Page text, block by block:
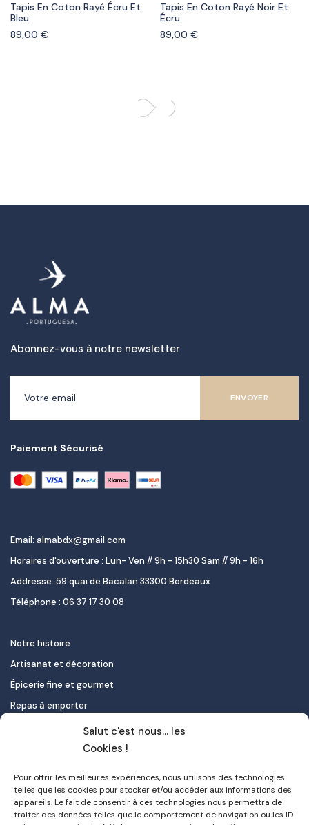
Salut c'est nous... les
Cookies !
Pour offrir les meilleures expériences, nous utilisons des technologies
telles que les cookies pour stocker et/ou accéder aux informations des
appareils. Le fait de consentir à ces technologies nous permettra de
traiter des données telles que le comportement de navigation ou les ID
Tapis En Coton Rayé Écru Et
Bleu
89,00 €
Tapis En Coton Rayé Noir Et
Écru
89,00 €
Abonnez-vous à notre newsletter
Paiement Sécurisé
Email: almabdx@gmail.com
Horaires d'ouverture : Lun- Ven // 9h - 15h30 Sam // 9h - 16h
Addresse: 59 quai de Bacalan 33300 Bordeaux
Téléphone : 06 37 17 30 08
Notre histoire
Artisanat et décoration
Épicerie fine et gourmet
Repas à emporter
Le pastel de nata
Contact
Mon compte